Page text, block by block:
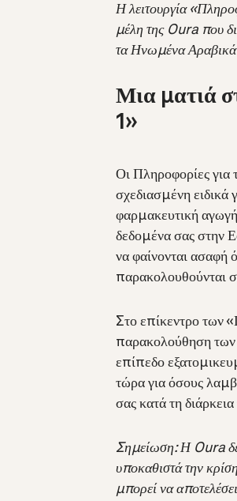
Η λειτουργία
μέλη της Oura που
τα Ηνωμένα Αραβικά
Μια ματιά
1»
Οι Πληροφορίες
σχεδιασμένη
φαρμακευτική
δεδομένα σας στην
να φαίνονται ασαφή
παρακολουθούνται
Στο επίκεντρο των
παρακολούθηση των
επίπεδο
τώρα για όσους
σας κατά τη
Σημείωση: Η Oura
υποκαθιστά την
μπορεί να